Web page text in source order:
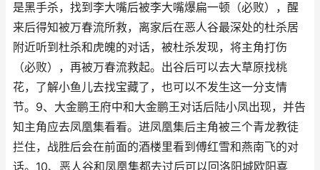
是黑手杀，找到李大嘴后被李大嘴爆扁一顿（必败），醒
来后得知被万春流所救，离家后在恶人谷最深处的杜杀居
附近听到杜杀和虎魄的对话，被杜杀发现，将主角打伤
（必败），再被万春流救起。出谷后可以去大草原找桃
花，了解小鱼儿去找宝藏了，也可以不发生这一分支情
节。9、大金鹏王府中和大金鹏王对话后陆小凤出现，并告
知主角应去凤凰集看看。进凤凰集后主角被三个青龙教徒
拦住，战胜后会在前面的酒楼里看到傅红雪和燕南飞的对
话。10、恶人谷和凤凰集都去过后可以回洛阳城欧阳喜